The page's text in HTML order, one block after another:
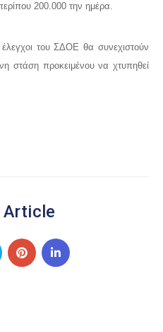
200.000 την ημέρα.
έλεγχοι του ΣΔΟΕ θα συνεχιστούν
στάση προκειμένου να χτυπηθεί
Article